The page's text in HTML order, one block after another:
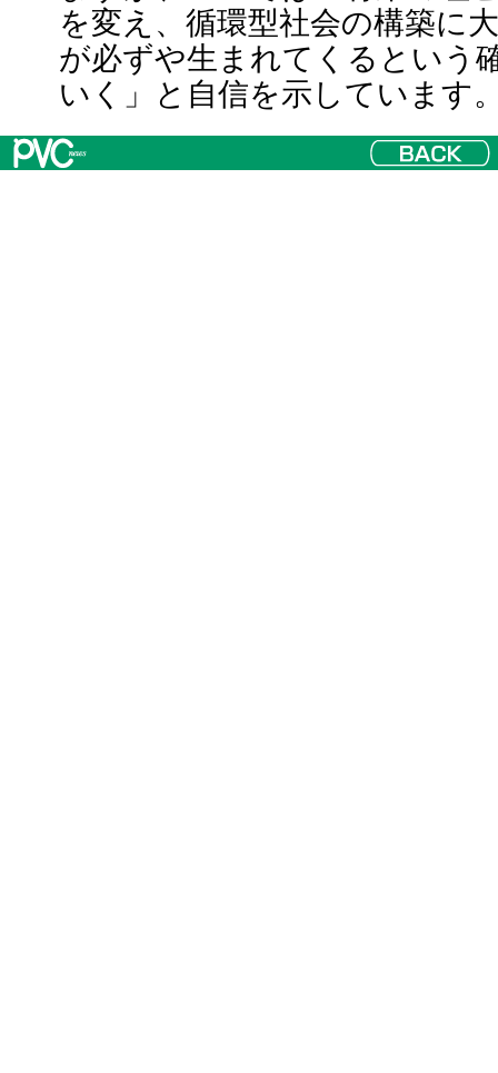
を変え、循環型社会の構築に
が必ずや生まれてくるという
いく」と自信を示しています